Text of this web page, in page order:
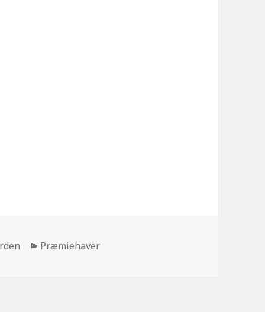
Kategorier
Præmiehaver